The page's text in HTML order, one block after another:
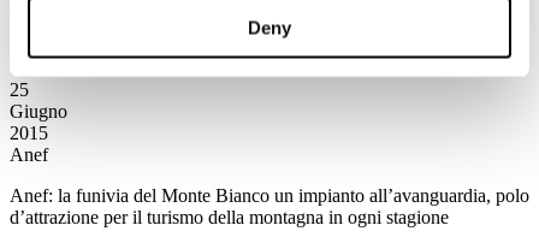
Deny
contratti e conciliazione dei tempi vita - lavoro
25
Giugno
2015
Anef
Anef: la funivia del Monte Bianco un impianto all’avanguardia, polo
d’attrazione per il turismo della montagna in ogni stagione